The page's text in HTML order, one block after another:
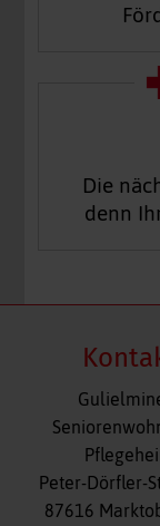
Die
denn
Peter-Dörfler-
87616